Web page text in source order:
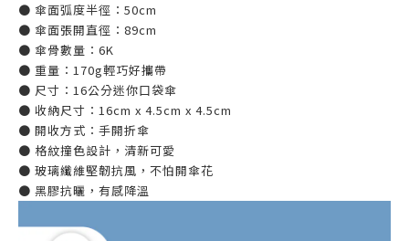
● 傘面弧度半徑：50cm
● 傘面張開直徑：89cm
● 傘骨數量：6K
● 重量：170g輕巧好攜帶
● 尺寸：16公分迷你口袋傘
● 收納尺寸：16cm x 4.5cm x 4.5cm
● 開收方式：手開折傘
● 格紋撞色設計，清新可愛
● 玻璃纖維堅韌抗風，不怕開傘花
● 黑膠抗曬，有感降溫